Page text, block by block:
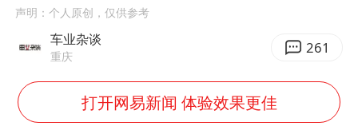
杭州一小区17楼玻璃幕墙爆裂
南大数院院长疑辞职信里写不想干了
美国退回1000亿美元关税
闪电劈中电线炸出一条火花
声明：个人原创，仅供参考
车业杂谈
重庆 261
打开网易新闻 体验效果更佳